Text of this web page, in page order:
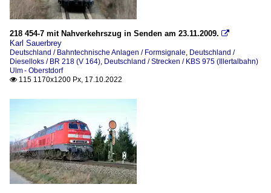
218 454-7 mit Nahverkehrszug in Senden am 23.11.2009. 
Karl Sauerbrey
Deutschland / Bahntechnische Anlagen / Formsignale, Deutschland /
Dieselloks / BR 218 (V 164), Deutschland / Strecken / KBS 975 (Illertalbahn)
Ulm - Oberstdorf
 115 1170x1200 Px, 17.10.2022